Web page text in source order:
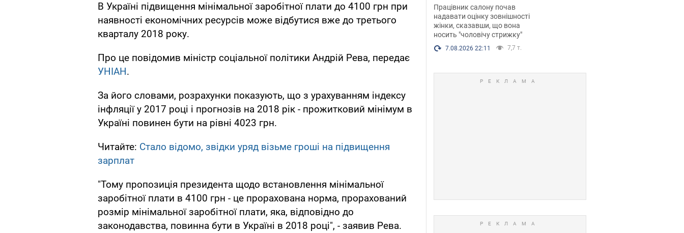
В Україні підвищення мінімальної заробітної плати до 4100 грн при
наявності економічних ресурсів може відбутися вже до третього
кварталу 2018 року.
Про це повідомив міністр соціальної політики Андрій Рева, передає
УНІАН.
За його словами, розрахунки показують, що з урахуванням індексу
інфляції у 2017 році і прогнозів на 2018 рік - прожитковий мінімум в
Україні повинен бути на рівні 4023 грн.
Читайте: Стало відомо, звідки уряд візьме гроші на підвищення
зарплат
"Тому пропозиція президента щодо встановлення мінімальної
заробітної плати в 4100 грн - це прорахована норма, прорахований
розмір мінімальної заробітної плати, яка, відповідно до
законодавства, повинна бути в Україні в 2018 році", - заявив Рева.
після хімієтерапії,
розгорівся скандал.
Фото
Працівник салону почав
надавати оцінку зовнішності
жінки, сказавши, що вона
носить "чоловічу стрижку"
7.08.2026 22:11 7,7 т.